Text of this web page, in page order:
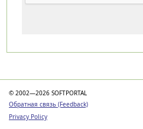
© 2002—2026 SOFTPORTAL
Обратная связь (Feedback)
Privacy Policy